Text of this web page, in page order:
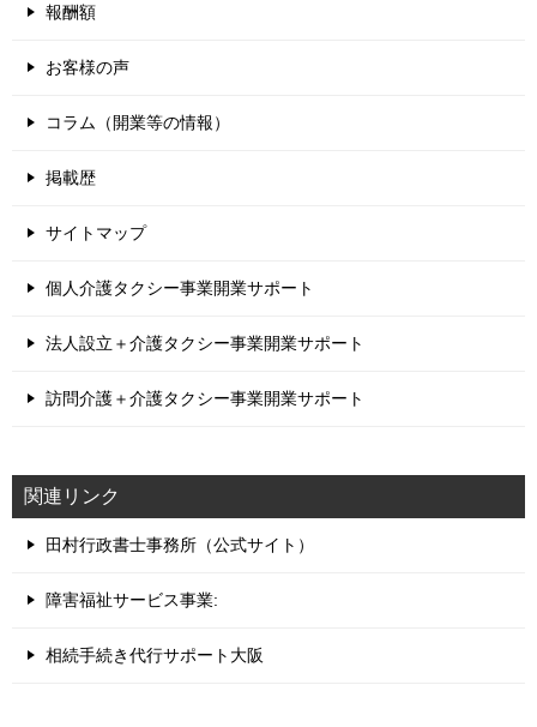
報酬額
お客様の声
コラム（開業等の情報）
掲載歴
サイトマップ
個人介護タクシー事業開業サポート
法人設立＋介護タクシー事業開業サポート
訪問介護＋介護タクシー事業開業サポート
関連リンク
田村行政書士事務所（公式サイト）
障害福祉サービス事業:
相続手続き代行サポート大阪